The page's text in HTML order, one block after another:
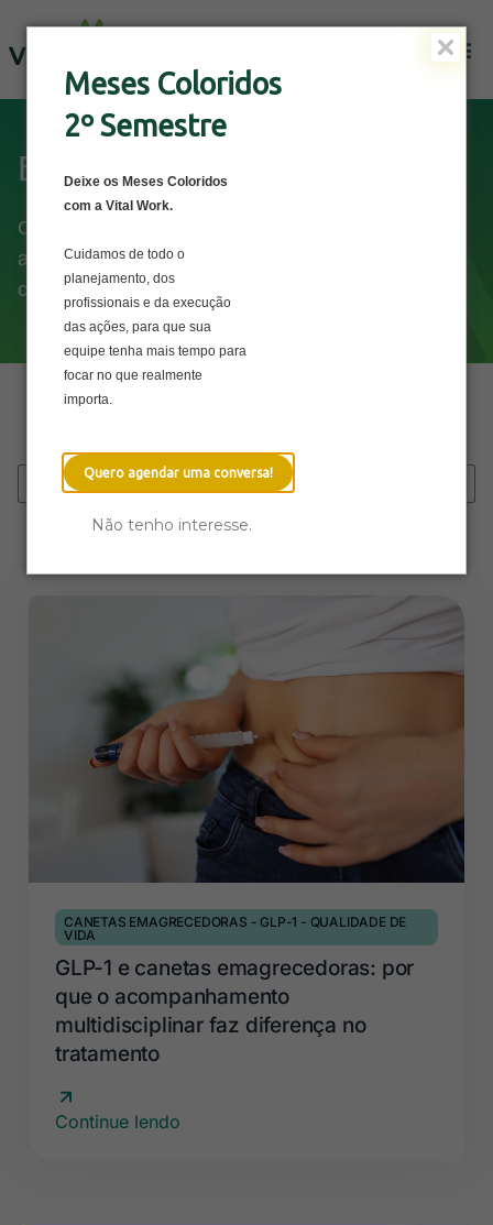
Meses Coloridos
2º Semestre
Deixe os Meses Coloridos
com a Vital Work.
Cuidamos de todo o
planejamento, dos
profissionais e da execução
das ações, para que sua
equipe tenha mais tempo para
focar no que realmente
importa.
Quero agendar uma conversa!
Não tenho interesse.
Blog
Conteúdos sobre saúde física e mental que vão
ajudar a cuidar do bem-estar dos seus
colaboradores e da sua empresa.
CANETAS EMAGRECEDORAS -GLP-1 - QUALIDADE DE
VIDA
GLP-1 e canetas emagrecedoras: por
que o acompanhamento
multidisciplinar faz diferença no
tratamento
Continue lendo